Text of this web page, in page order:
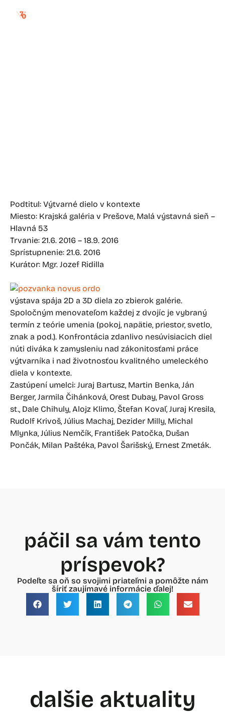
Podtitul: Výtvarné dielo v kontexte
Miesto: Krajská galéria v Prešove, Malá výstavná sieň –
Hlavná 53
Trvanie: 21.6. 2016 – 18.9. 2016
Sprístupnenie: 21.6. 2016
Kurátor: Mgr. Jozef Ridilla
výstava spája 2D a 3D diela zo zbierok galérie.
Spoločným menovateľom každej z dvojíc je vybraný
termín z teórie umenia (pokoj, napätie, priestor, svetlo,
znak a pod.). Konfrontácia zdanlivo nesúvisiacich diel
núti diváka k zamysleniu nad zákonitosťami práce
výtvarníka i nad životnosťou kvalitného umeleckého
diela v kontexte.
Zastúpení umelci: Juraj Bartusz, Martin Benka, Ján
Berger, Jarmila Čihánková, Orest Dubay, Pavol Gross
st., Dale Chihuly, Alojz Klimo, Štefan Kovaľ, Juraj Kresila,
Rudolf Krivoš, Július Machaj, Dezider Milly, Michal
Mlynka, Július Nemčík, František Patočka, Dušan
Pončák, Milan Paštéka, Pavol Šarišský, Ernest Zmeták.
páčil sa vám tento
príspevok?
Podeľte sa oň so svojimi priateľmi a pomôžte nám
šíriť zaujímavé informácie ďalej!
dalšie aktuality